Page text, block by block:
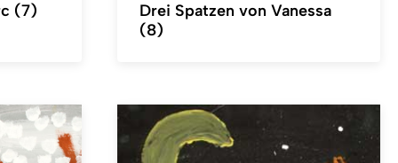
(7)
Drei Spatzen von Vanessa
(8)